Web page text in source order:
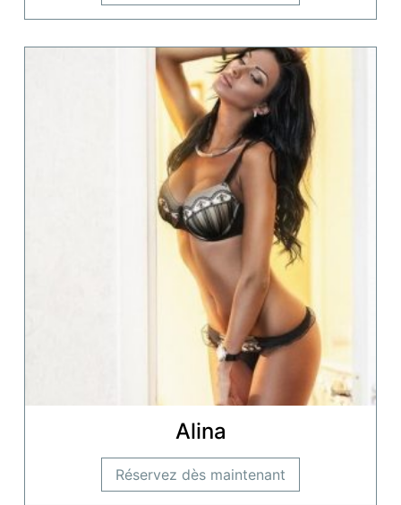
Alina
Réservez dès maintenant